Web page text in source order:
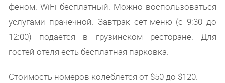
феном. WiFi бесплатный. Можно воспользоваться
услугами прачечной. Завтрак сет-меню (с 9:30 до
12:00) подается в грузинском ресторане. Для
гостей отеля есть бесплатная парковка.
Стоимость номеров колеблется от $50 до $120.